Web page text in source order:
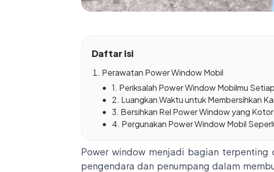
Daftar Isi
Perawatan Power Window Mobil
1. Periksalah Power Window Mobilmu
2. Luangkan Waktu untuk Membersihkan
3. Bersihkan Rel Power Window yang Kotor
4. Pergunakan Power Window Mobil
Power window menjadi bagian terpenting
pengendara dan penumpang dalam